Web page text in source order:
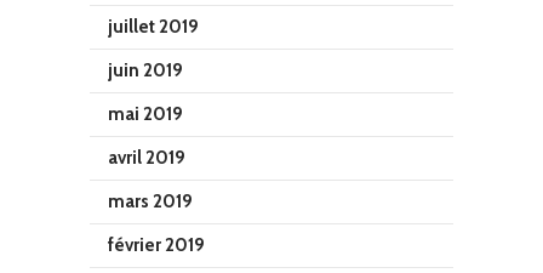
juillet 2019
juin 2019
mai 2019
avril 2019
mars 2019
février 2019